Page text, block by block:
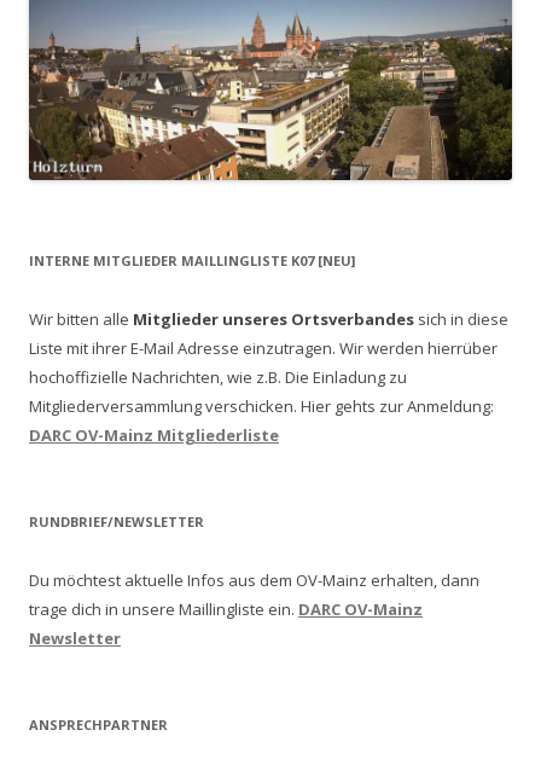
INTERNE MITGLIEDER MAILLINGLISTE K07 [NEU]
Wir bitten alle Mitglieder unseres Ortsverbandes sich in diese
Liste mit ihrer E-Mail Adresse einzutragen. Wir werden hierrüber
hochoffizielle Nachrichten, wie z.B. Die Einladung zu
Mitgliederversammlung verschicken. Hier gehts zur Anmeldung:
DARC OV-Mainz Mitgliederliste
RUNDBRIEF/NEWSLETTER
Du möchtest aktuelle Infos aus dem OV-Mainz erhalten, dann
trage dich in unsere Maillingliste ein. DARC OV-Mainz
Newsletter
ANSPRECHPARTNER